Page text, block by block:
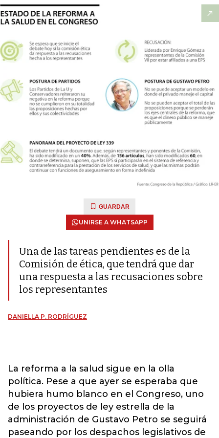
GUARDAR
UNIRSE A WHATSAPP
Una de las tareas pendientes es de la
Comisión de ética, que tendrá que dar
una respuesta a las recusaciones sobre
los representantes
DANIELLA P. RODRÍGUEZ
La reforma a la salud sigue en la olla
política. Pese a que ayer se esperaba que
hubiera humo blanco en el Congreso, uno
de los proyectos de ley estrella de la
administración de Gustavo Petro se seguirá
paseando por los despachos legislativos de